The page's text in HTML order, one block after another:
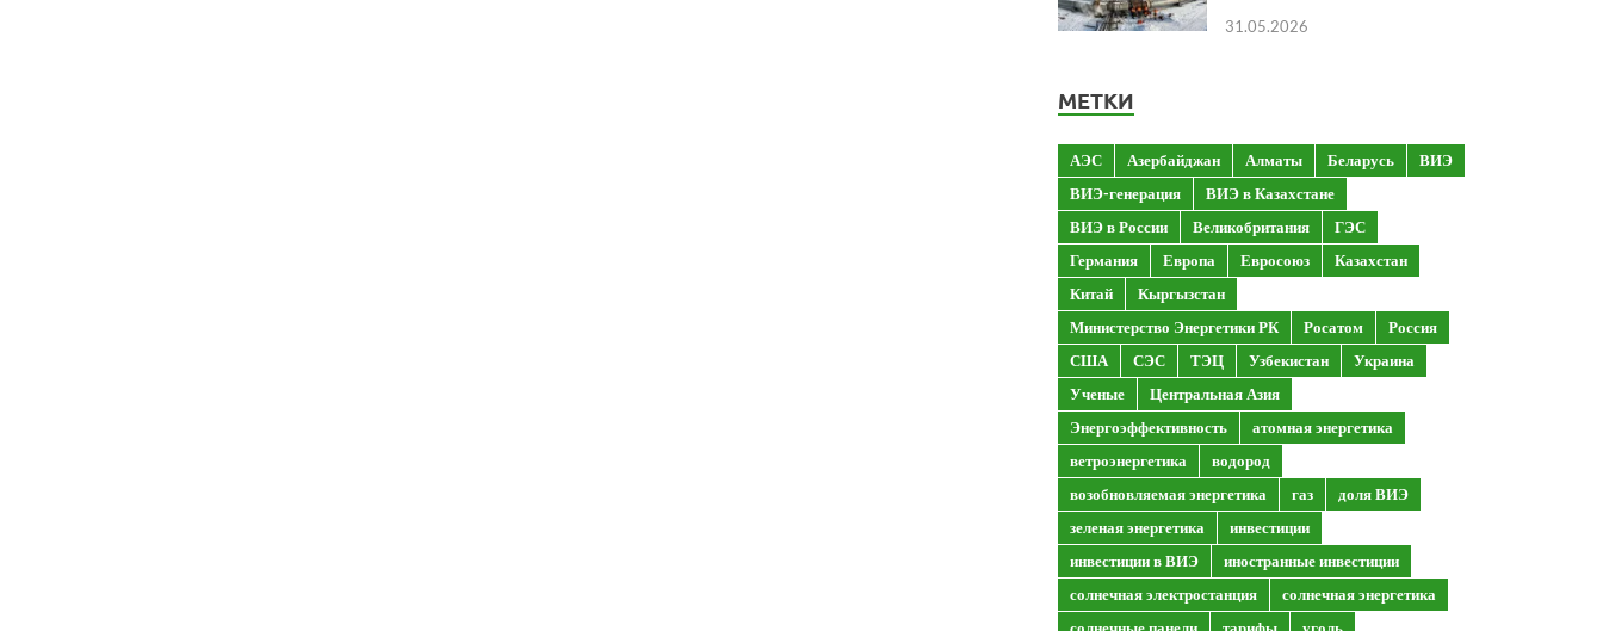
31.05.2026
МЕТКИ
АЭС Азербайджан Алматы Беларусь
ВИЭ
ВИЭ-генерация
ВИЭ в Казахстане
ВИЭ в России
Великобритания
ГЭС
Германия
Европа Евросоюз
Казахстан
Китай
Кыргызстан
Министерство Энергетики РК
Росатом
Россия
США
СЭС ТЭЦ Узбекистан
Украина
Ученые
Центральная Азия
Энергоэффективность
атомная энергетика
ветроэнергетика
водород
возобновляемая энергетика
газ
доля ВИЭ
зеленая энергетика
инвестиции
инвестиции в ВИЭ
иностранные инвестиции
солнечная электростанция
солнечная энергетика
солнечные панели
тарифы уголь